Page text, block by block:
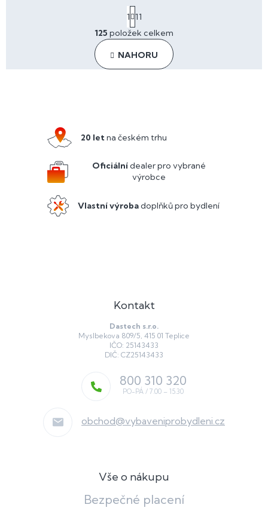
O
v
l
p
r
k
y
ý
p
S
t
r
á
n
k
o
1 11
125 položek celkem
NAHORU
20 letna českém trhu
Oficiálnídealer pro vybrané
výrobce
Vlastní výrobadoplňků pro bydlení
Kontakt
Dastech s.r.o.
Myslbekova 809/5, 415 01 Teplice
IČO: 25143433
DIČ: CZ25143433
obchod@vybaveniprobydleni.cz
800 310 320
Vše o nákupu
Bezpečné placení